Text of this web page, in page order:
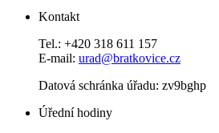
Kontakt
Tel.: +420 318 611 157
E-mail: urad@bratkovice.cz
Datová schránka úřadu: zv9bghp
Úřední hodiny